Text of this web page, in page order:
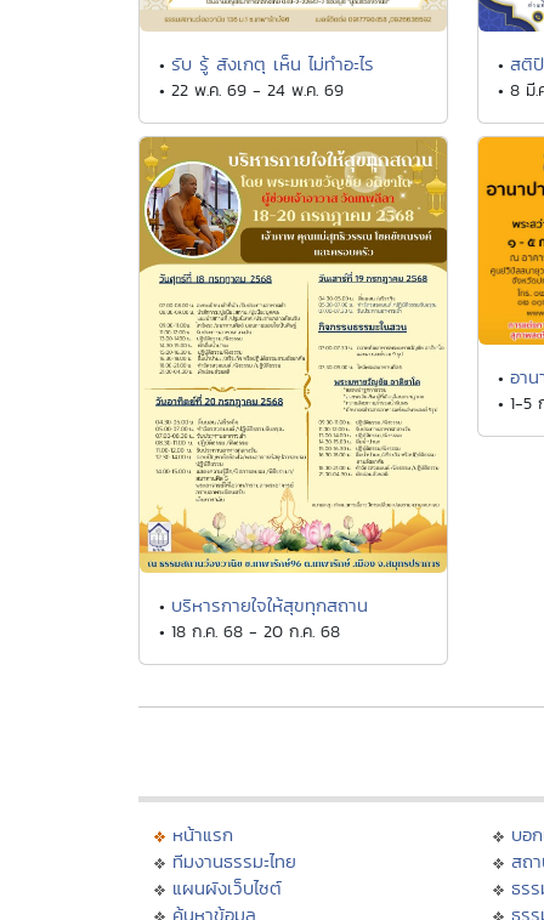
• รับ รู้ สังเกตุ เห็น ไม่ทำอะไร
• 22 พ.ค. 69 - 24 พ.ค. 69
• สติ
• 8 มี
• บริหารกายใจให้สุขทุกสถาน
• 18 ก.ค. 68 - 20 ก.ค. 68
• อา
• 1-5
หน้าแรก
ทีมงานธรรมะไทย
แผนผังเว็บไซต์
ค้นหาข้อมูล
บอ
สถ
ธร
ธร